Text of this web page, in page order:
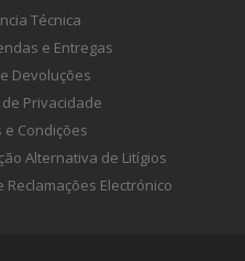
Técnica
e Entregas
Devoluções
Privacidade
e Condições
Alternativa de Litígios
Reclamações Electrónico